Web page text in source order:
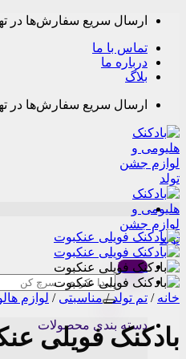
Skip
content
ارسال سریع سفارش‌ها در
تماس با ما
درباره ما
بلاگ
ارسال سریع سفارش‌ها در
Menu
جستجو
برای:
دسته بندی محصولات
خانه / تم تولد / مناسبتی / لوازم
بادکنک فویلی